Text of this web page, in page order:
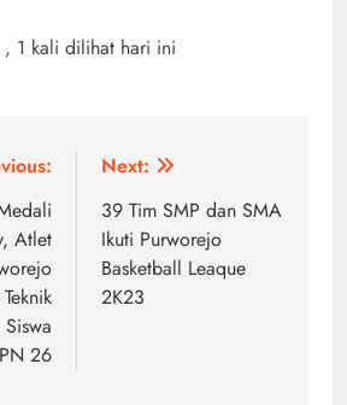
, 1 kali dilihat hari ini
Atlet
26
Next:
39 Tim SMP dan SMA
Ikuti Purworejo
Basketball Leaque
2K23